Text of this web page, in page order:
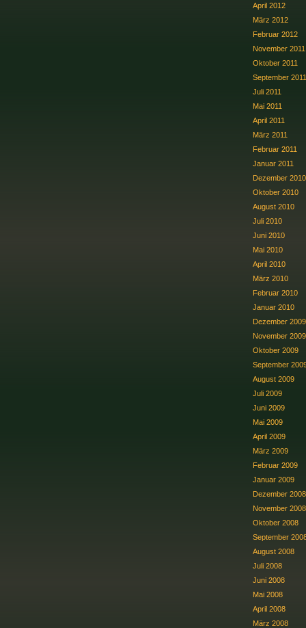
April 2012
März 2012
Februar 2012
November 2011
Oktober 2011
September 2011
Juli 2011
Mai 2011
April 2011
März 2011
Februar 2011
Januar 2011
Dezember 2010
Oktober 2010
August 2010
Juli 2010
Juni 2010
Mai 2010
April 2010
März 2010
Februar 2010
Januar 2010
Dezember 2009
November 2009
Oktober 2009
September
August 2009
Juli 2009
Juni 2009
Mai 2009
April 2009
März 2009
Februar 2009
Januar 2009
Dezember 2008
November 2008
Oktober 2008
September
August 2008
Juli 2008
Juni 2008
Mai 2008
April 2008
März 2008